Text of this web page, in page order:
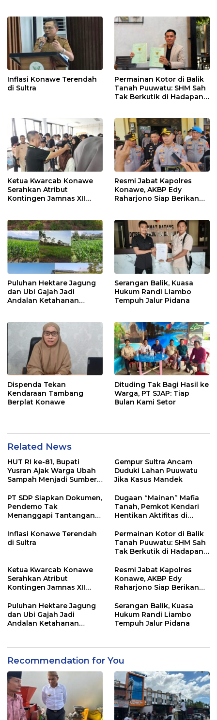
Inflasi Konawe Terendah
di Sultra
Permainan Kotor di Balik
Tanah Puuwatu: SHM Sah
Tak Berkutik di Hadapan
Ketua Kwarcab Konawe
Serahkan Atribut
Kontingen Jamnas XII
Resmi Jabat Kapolres
Konawe, AKBP Edy
Raharjono Siap Berikan
Puluhan Hektare Jagung
dan Ubi Gajah Jadi
Andalan Ketahanan
Serangan Balik, Kuasa
Hukum Randi Liambo
Tempuh Jalur Pidana
Dispenda Tekan
Kendaraan Tambang
Berplat Konawe
Dituding Tak Bagi Hasil ke
Warga, PT SJAP: Tiap
Bulan Kami Setor
Related News
HUT RI ke-81, Bupati
Yusran Ajak Warga Ubah
Sampah Menjadi Sumber
Gempur Sultra Ancam
Duduki Lahan Puuwatu
Jika Kasus Mandek
PT SDP Siapkan Dokumen,
Pendemo Tak
Menanggapi Tantangan
Dugaan “Mainan” Mafia
Tanah, Pemkot Kendari
Hentikan Aktifitas di
Inflasi Konawe Terendah
di Sultra
Permainan Kotor di Balik
Tanah Puuwatu: SHM Sah
Tak Berkutik di Hadapan
Ketua Kwarcab Konawe
Serahkan Atribut
Kontingen Jamnas XII
Resmi Jabat Kapolres
Konawe, AKBP Edy
Raharjono Siap Berikan
Puluhan Hektare Jagung
dan Ubi Gajah Jadi
Andalan Ketahanan
Serangan Balik, Kuasa
Hukum Randi Liambo
Tempuh Jalur Pidana
Recommendation for You